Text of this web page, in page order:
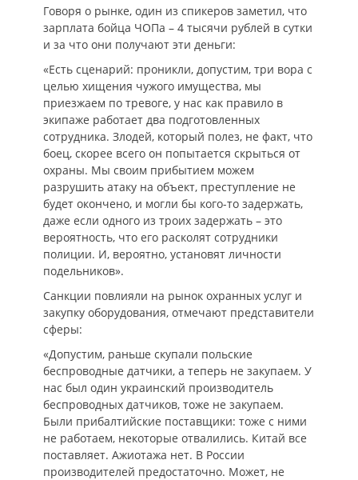
Говоря о рынке, один из спикеров заметил, что
зарплата бойца ЧОПа – 4 тысячи рублей в сутки
и за что они получают эти деньги:
«Есть сценарий: проникли, допустим, три вора с
целью хищения чужого имущества, мы
приезжаем по тревоге, у нас как правило в
экипаже работает два подготовленных
сотрудника. Злодей, который полез, не факт, что
боец, скорее всего он попытается скрыться от
охраны. Мы своим прибытием можем
разрушить атаку на объект, преступление не
будет окончено, и могли бы кого-то задержать,
даже если одного из троих задержать – это
вероятность, что его расколят сотрудники
полиции. И, вероятно, установят личности
подельников».
Санкции повлияли на рынок охранных услуг и
закупку оборудования, отмечают представители
сферы:
«Допустим, раньше скупали польские
беспроводные датчики, а теперь не закупаем. У
нас был один украинский производитель
беспроводных датчиков, тоже не закупаем.
Были прибалтийские поставщики: тоже с ними
не работаем, некоторые отвалились. Китай все
поставляет. Ажиотажа нет. В России
производителей предостаточно. Может, не